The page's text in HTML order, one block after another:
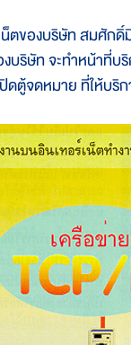
งบริษัท สมศักดิ์มี
บริษัท จะทำหน้าที่
ดตู้จดหมาย ที่ให้บริ